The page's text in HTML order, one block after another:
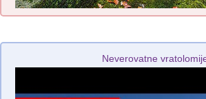
Neverovatne